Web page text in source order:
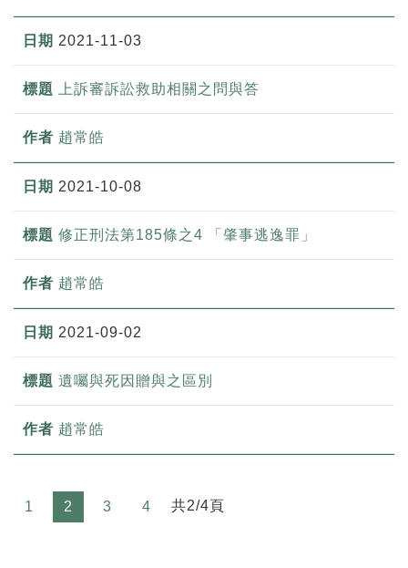
2021-11-03
上訴審訴訟救助相關之問與答
趙常皓
2021-10-08
修正刑法第185條之4 「肇事逃逸罪」
趙常皓
2021-09-02
遺囑與死因贈與之區別
趙常皓
1 2 3 4 共2/4頁